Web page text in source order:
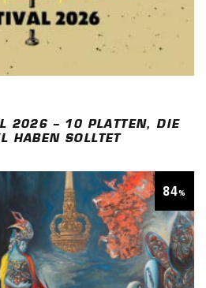
2026 – 10 PLATTEN, DIE
HABEN SOLLTET
84%